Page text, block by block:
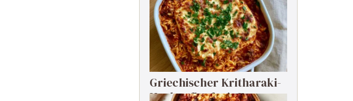
Griechischer Kritharaki-
Hackauflauf mit Feta